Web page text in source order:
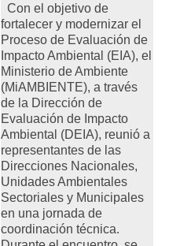
Con el objetivo de
fortalecer y modernizar el
Proceso de Evaluación de
Impacto Ambiental (EIA), el
Ministerio de Ambiente
(MiAMBIENTE), a través
de la Dirección de
Evaluación de Impacto
Ambiental (DEIA), reunió a
representantes de las
Direcciones Nacionales,
Unidades Ambientales
Sectoriales y Municipales
en una jornada de
coordinación técnica.